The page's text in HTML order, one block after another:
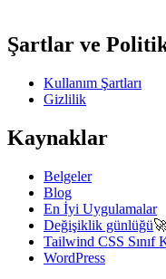
Şartlar ve
Kullanım Şartları
Gizlilik
Kaynaklar
Belgeler
Blog
En İyi Uygulamalar
Değişiklik günlüğü
Tailwind CSS Sınıf
WordPress